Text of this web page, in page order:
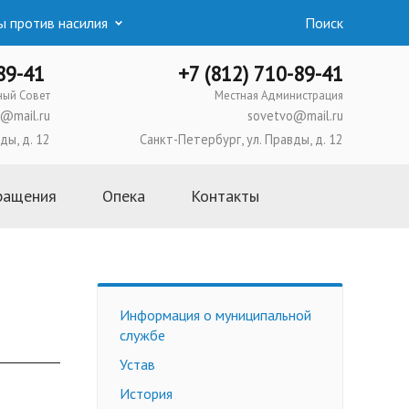
против насилия Поиск
41
Совет
+7 (812) 710-89-41
Местная Администрация
sovetvo@mail.ru
д. 12
Санкт-Петербург, ул. Правды, д. 12
Опека
Школа приемных родителей
Усыновление
Опека и попечительство
Приемная семья
несовершеннолетних
Контакты
Информация о муниципальной
службе
Устав
История